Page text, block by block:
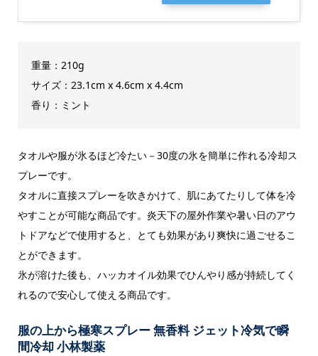
重量：210g
サイズ：‎23.1cm x 4.6cm x 4.4cm
香り：ミント
タオルや服が氷るほど冷たい－30度の氷を簡単に作れる冷却ス
プレーです。
タオルに直接スプレーを吹きかけて、肌にあてたりして体を冷
やすことが可能な商品です。炎天下の屋外作業や暑い日のアウ
トドアなどで使用すると、とても効果があり爽快に過ごせるこ
とができます。
氷が溶けた後も、ハッカオイル効果でひんやり感が持続してく
れるので安心して使える商品です。
服の上から極寒スプレー 無香料 ジェット冷気で瞬
間冷却 小林製薬